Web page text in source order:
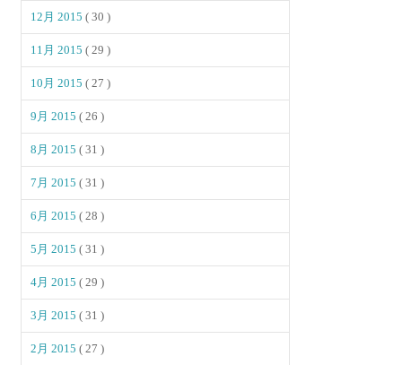
12月 2015( 30 )
11月 2015( 29 )
10月 2015( 27 )
9月 2015( 26 )
8月 2015( 31 )
7月 2015( 31 )
6月 2015( 28 )
5月 2015( 31 )
4月 2015( 29 )
3月 2015( 31 )
2月 2015( 27 )